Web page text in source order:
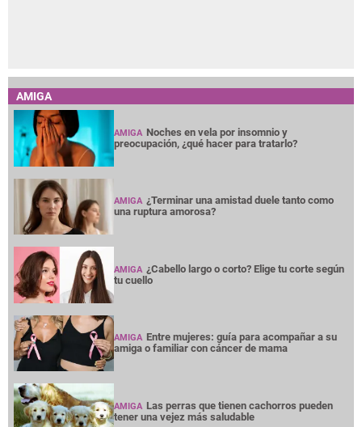
AMIGA
AMIGA Noches en vela por insomnio y
preocupación, ¿qué hacer para tratarlo?
AMIGA ¿Terminar una amistad duele tanto como
una ruptura amorosa?
AMIGA ¿Cabello largo o corto? Elige tu corte según
tu cuello
AMIGA Entre mujeres: guía para acompañar a su
amiga o familiar con cáncer de mama
AMIGA Las perras que tienen cachorros pueden
tener una vejez más saludable